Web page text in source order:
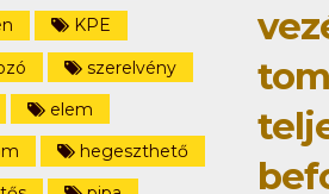
KPE
szerelvény
elem
hegeszthető